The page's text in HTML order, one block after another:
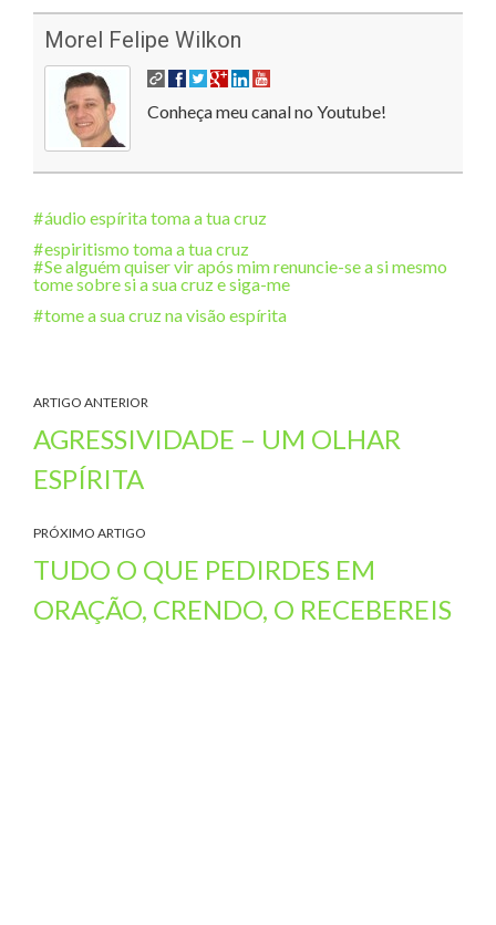
Morel Felipe Wilkon
Conheça meu canal no Youtube!
áudio espírita toma a tua cruz
espiritismo toma a tua cruz
Se alguém quiser vir após mim renuncie-se a si mesmo
tome sobre si a sua cruz e siga-me
tome a sua cruz na visão espírita
ARTIGO ANTERIOR
AGRESSIVIDADE – UM OLHAR
ESPÍRITA
PRÓXIMO ARTIGO
TUDO O QUE PEDIRDES EM
ORAÇÃO, CRENDO, O RECEBEREIS